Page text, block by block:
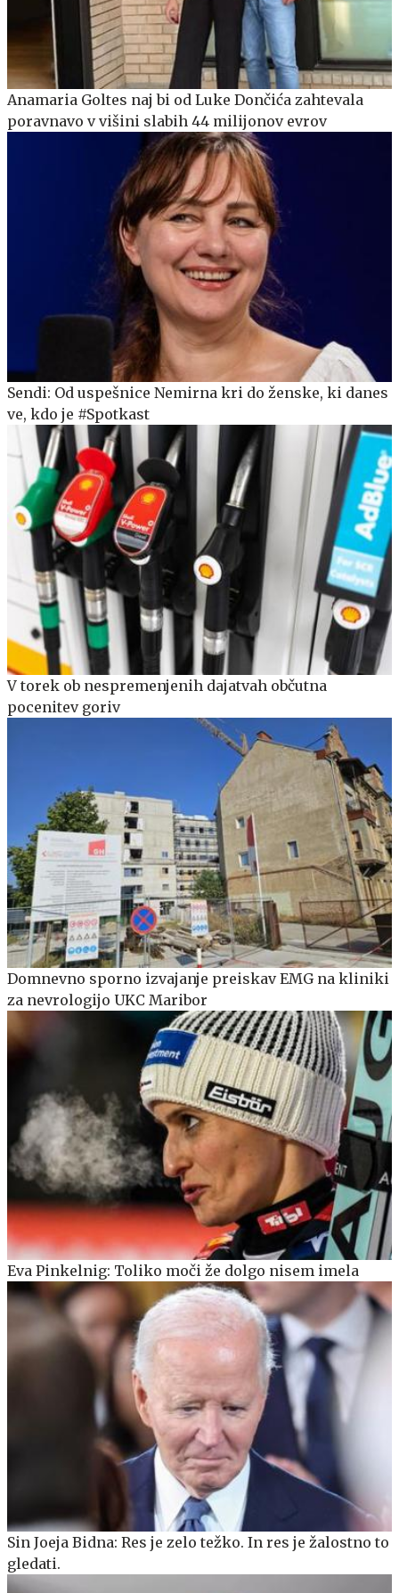
Anamaria Goltes naj bi od Luke Dončića zahtevala
poravnavo v višini slabih 44 milijonov evrov
Sendi: Od uspešnice Nemirna kri do ženske, ki danes
ve, kdo je #Spotkast
V torek ob nespremenjenih dajatvah občutna
pocenitev goriv
Domnevno sporno izvajanje preiskav EMG na kliniki
za nevrologijo UKC Maribor
Eva Pinkelnig: Toliko moči že dolgo nisem imela
Sin Joeja Bidna: Res je zelo težko. In res je žalostno to
gledati.